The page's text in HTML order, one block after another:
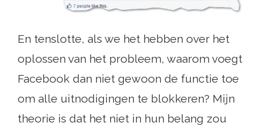
En tenslotte, als we het hebben over het
oplossen van het probleem, waarom voegt
Facebook dan niet gewoon de functie toe
om alle uitnodigingen te blokkeren? Mijn
theorie is dat het niet in hun belang zou